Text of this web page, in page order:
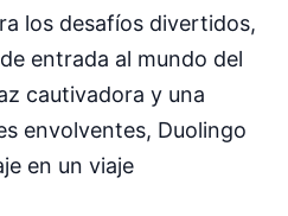
los desafíos divertidos,
entrada al mundo del
cautivadora y una
envolventes, Duolingo
en un viaje